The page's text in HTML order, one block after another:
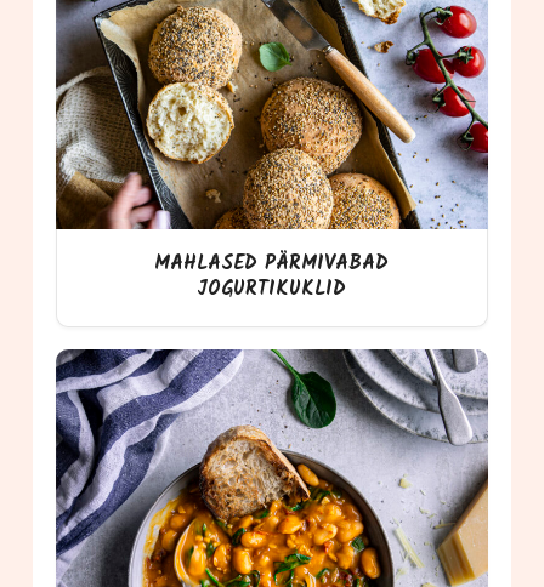
MAHLASED PÄRMIVABAD
JOGURTIKUKLID